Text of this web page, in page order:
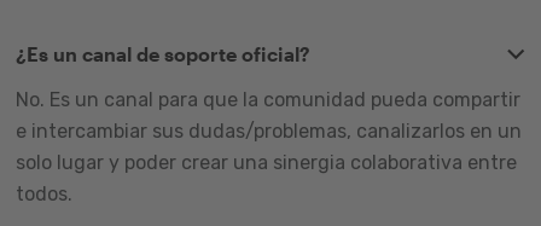
¿Es un canal de soporte oficial?
No. Es un canal para que la comunidad pueda compartir
e intercambiar sus dudas/problemas, canalizarlos en un
solo lugar y poder crear una sinergia colaborativa entre
todos.